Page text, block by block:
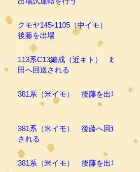
クモヤ145-1105（中イモ）
後藤を出場
113系C13編成（近キト） 吹
田へ回送される
381系（米イモ） 後藤を出場
381系（米イモ） 後藤へ回送
される
381系（米イモ） 後藤を出場